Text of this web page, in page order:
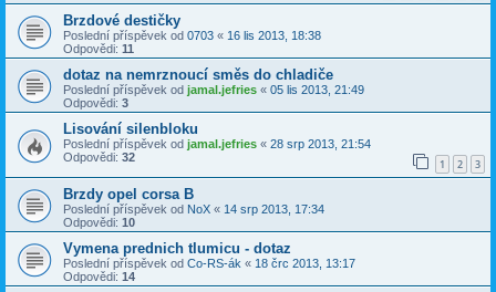
Brzdové destičky
Poslední příspěvek od 0703 « 16 lis 2013, 18:38
Odpovědi: 11
dotaz na nemrznoucí směs do chladiče
Poslední příspěvek od jamal.jefries « 05 lis 2013, 21:49
Odpovědi: 3
Lisování silenbloku
Poslední příspěvek od jamal.jefries « 28 srp 2013, 21:54
Odpovědi: 32 1 2 3
Brzdy opel corsa B
Poslední příspěvek od NoX « 14 srp 2013, 17:34
Odpovědi: 10
Vymena prednich tlumicu - dotaz
Poslední příspěvek od Co-RS-ák « 18 črc 2013, 13:17
Odpovědi: 14